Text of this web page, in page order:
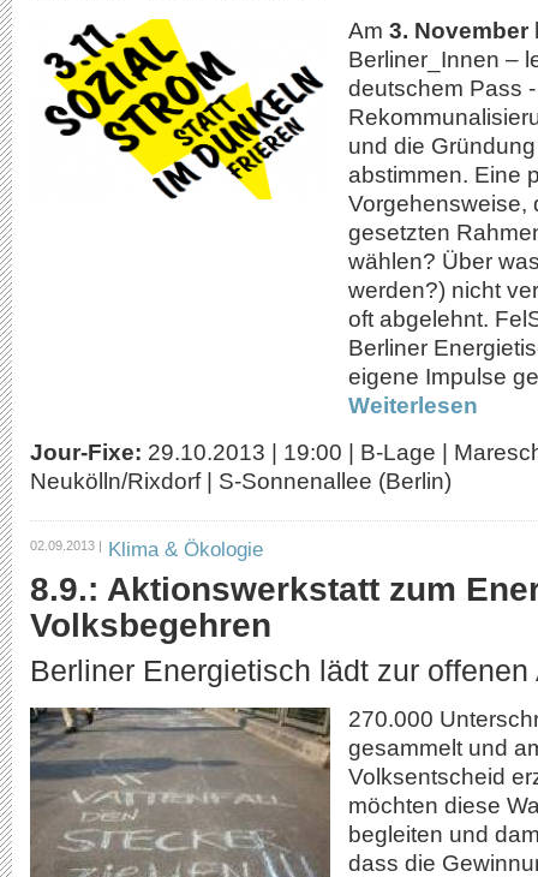
Am 3. November
Berliner_Innen –
deutschem Pass
und die
abstimmen. Eine
Vorgehensweise,
gesetzten
wählen? Über
werden?) nicht
oft abgelehnt.
Berliner
eigene Impulse
Weiterlesen
Jour-Fixe: 29.10.2013 | 19:00 | B-Lage |
Neukölln/Rixdorf | S-Sonnenallee (Berlin)
02.09.2013 | Klima & Ökologie
8.9.: Aktionswerkstatt zum
Volksbegehren
Berliner Energietisch lädt zur
270.000
gesammelt und
Volksentscheid
möchten diese
begleiten und
dass die